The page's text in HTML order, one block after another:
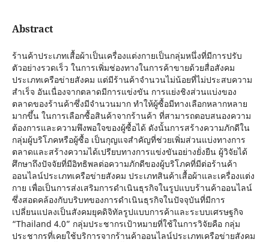
Abstract
ร้านค้าประเภทเสื้อผ้าเป็นเครื่องแต่งกายเป็นกลุ่มหนึ่งที่มีการปรับ
ตัวอย่างรวดเร็ว ในการเพิ่มช่องทางในการค้าขายด้วยสื่อสังคม
ประเภทเครือข่ายสังคม แต่มีร้านค้าจำนวนไม่น้อยที่ไม่ประสบความ
สำเร็จ อันเนื่องจากตลาดมีการแข่งขัน การแย่งชิงส่วนแบ่งของ
ตลาดของร้านค้าซึ่งมีจำนวนมาก ทำให้ผู้ซื้อมีทางเลือกหลากหลาย
มากขึ้น ในการเลือกซื้อสินค้าจากร้านค้า ที่สามารถตอบสนองความ
ต้องการและความพึงพอใจของผู้ซื้อได้ ดังนั้นการสร้างความภักดีใน
กลุ่มผู้บริโภคหรือผู้ซื้อ เป็นกุญแจสำคัญที่ช่วยเพิ่มส่วนแบ่งทางการ
ตลาดและสร้างความได้เปรียบทางการแข่งขันอย่างยั่งยืน ผู้วิจัยได้
ศึกษาถึงปัจจัยที่มีอิทธิพลต่อความภักดีของผู้บริโภคที่มีต่อร้านค้า
ออนไลน์ประเภทเครือข่ายสังคม ประเภทสินค้าเสื้อผ้าและเครื่องแต่ง
กาย เพื่อเป็นการส่งเสริมการดำเนินธุรกิจในรูปแบบร้านค้าออนไลน์
ซึ่งสอดคล้องกับบริบทของการดำเนินธุรกิจในปัจจุบันที่มีการ
เปลี่ยนแปลงเป็นสังคมยุคดิจิทัลรูปแบบการค้าและระบบเศรษฐกิจ
“Thailand 4.0” กลุ่มประชากรเป้าหมายที่ใช้ในการวิจัยคือ กลุ่ม
ประชากรที่เคยใช้บริการจากร้านค้าออนไลน์ประเภทเครือข่ายสังคม